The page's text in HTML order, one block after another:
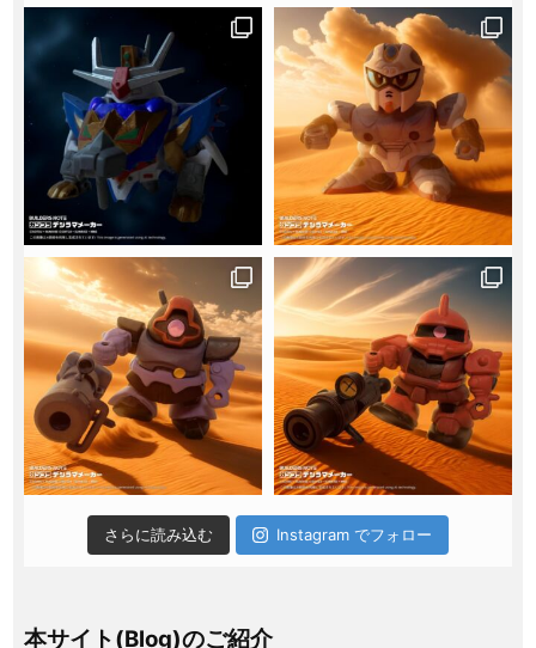
さらに読み込む Instagram でフォロー
本サイト(Blog)のご紹介